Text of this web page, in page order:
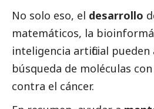
No solo eso, el desarrollo
matemáticos, la
inteligencia artificial pueden
búsqueda de moléculas
contra el cáncer.